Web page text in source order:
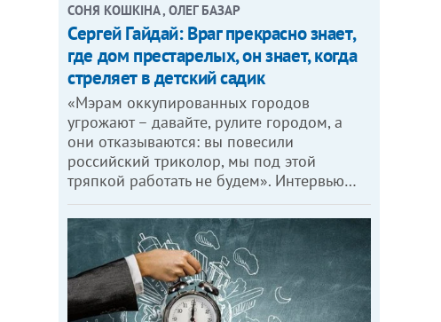
СОНЯ КОШКІНА , ОЛЕГ БАЗАР
Сергей Гайдай: Враг прекрасно знает,
где дом престарелых, он знает, когда
стреляет в детский садик
«Мэрам оккупированных городов
угрожают – давайте, рулите городом, а
они отказываются: вы повесили
российский триколор, мы под этой
тряпкой работать не будем». Интервью…